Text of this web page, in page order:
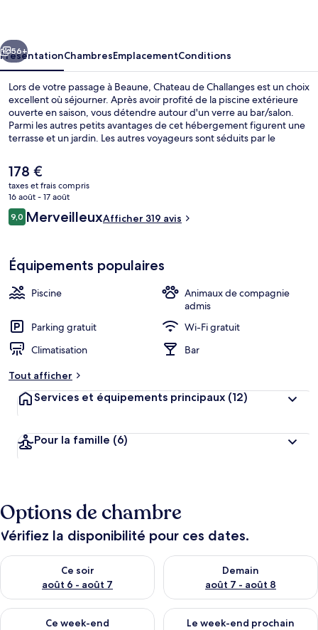
Suivant
56+
PrésentationChambresEmplacementConditions
Lors de votre passage à Beaune, Chateau de Challanges est un choix
excellent où séjourner. Après avoir profité de la piscine extérieure
ouverte en saison, vous détendre autour d'un verre au bar/salon.
Parmi les autres petits avantages de cet hébergement figurent une
terrasse et un jardin. Les autres voyageurs sont séduits par le
Le
prix
actuel
est
de
178 €
taxes et frais compris
16 août - 17 août
Avis
voyageurs
9,09,0 sur 10
MerveilleuxAfficher 319 avis
Équipements populaires
Piscine
Animaux de compagnie
admis
Parking gratuit
Wi-Fi gratuit
Climatisation
Bar
Tout afficher
Services et équipements principaux (12)
Pour la famille (6)
Options de chambre
Vérifiez la disponibilité pour ces dates.
Ce soir
août 6 - août 7
Vérifier la disponibilité pour ce soir août 6 - août 7
Demain
août 7 - août 8
Vérifier la disponibilité pour
Ce week-end
Vérifier la disponibilité pour ce week-end août 7 - août 9
Le week-end prochain
Vérifier la disponibilité pour